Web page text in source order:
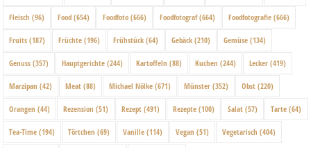
Fleisch (96) Food (654) Foodfoto (666) Foodfotograf(664) Foodfotografie (666)
Fruits (187) Früchte (196) Frühstück (64) Gebäck (210) Gemüse (134)
Genuss (357) Hauptgerichte (244) Kartoffeln (88) Kuchen (244) Lecker (419)
Marzipan (42) Meat (88) Michael Nölke (671) Münster (352) Obst (220)
Orangen (44) Rezension (51) Rezept (491) Rezepte (100) Salat (57) Tarte (64)
Tea-Time (194) Törtchen (69) Vanille (114) Vegan (51) Vegetarisch (404)